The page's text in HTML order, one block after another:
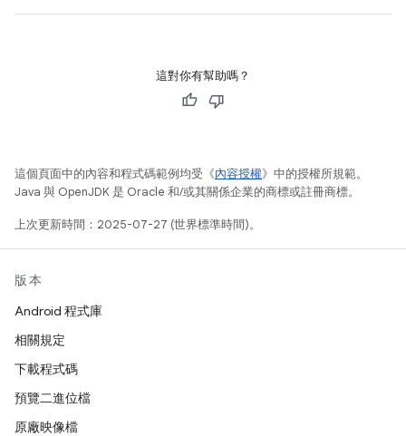
這對你有幫助嗎？
這個頁面中的內容和程式碼範例均受《內容授權》中的授權所規範。
Java 與 OpenJDK 是 Oracle 和/或其關係企業的商標或註冊商標。
上次更新時間：2025-07-27 (世界標準時間)。
版本
Android 程式庫
相關規定
下載程式碼
預覽二進位檔
原廠映像檔